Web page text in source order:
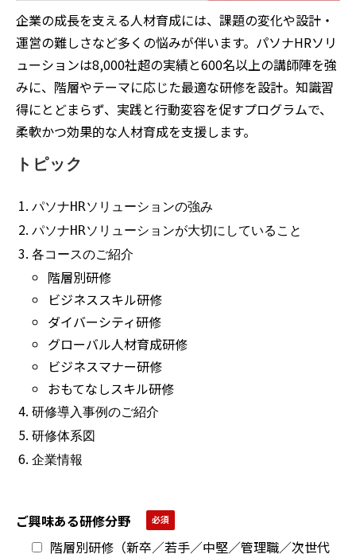
企業の成長を支える人材育成には、課題の変化や設計・
運営の難しさなど多くの悩みが伴います。パソナHRソリ
ューションは8,000社超の実績と600名以上の講師陣を強
みに、階層やテーマに応じた最適な研修を設計。知識習
得にとどまらず、実践と行動変容を促すプログラムで、
柔軟かつ効果的な人材育成を支援します。
トピック
パソナHRソリューションの強み
パソナHRソリューションが大切にしていること
各コースのご紹介
階層別研修
ビジネススキル研修
ダイバーシティ研修
グローバル人材育成研修
ビジネスマナー研修
おもてなしスキル研修
研修導入事例のご紹介
研修体系図
企業情報
ご興味ある研修分野
階層別研修（新卒／若手／中堅／管理職／次世代